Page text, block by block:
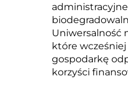
Uniwersalność
które
gospodarkę
korzyści